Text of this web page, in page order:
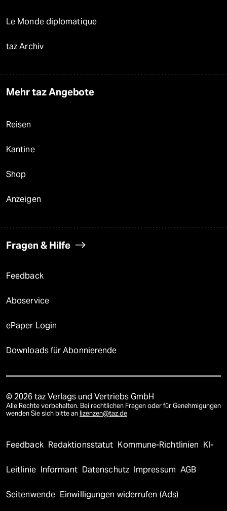
Le Monde diplomatique
taz Archiv
Mehr taz Angebote
Reisen
Kantine
Shop
Anzeigen
Fragen & Hilfe
Feedback
Aboservice
ePaper Login
Downloads für Abonnierende
© 2026 taz Verlags und Vertriebs GmbH
Alle Rechte vorbehalten. Bei rechtlichen Fragen oder für Genehmigungen
wenden Sie sich bitte an lizenzen@taz.de
Feedback Redaktionsstatut Kommune-Richtlinien KI-
Leitlinie Informant Datenschutz Impressum AGB
Seitenwende Einwilligungen widerrufen (Ads)